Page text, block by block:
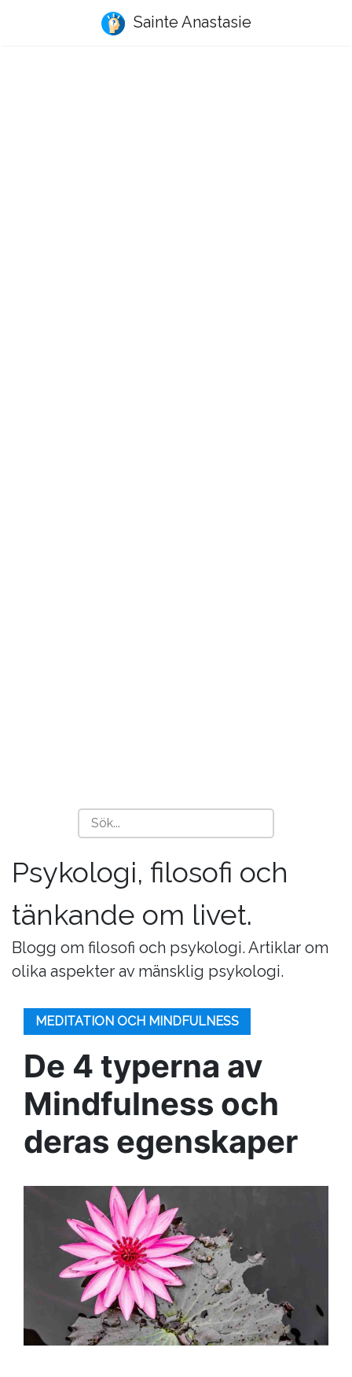
Sainte Anastasie
Psykologi, filosofi och
tänkande om livet.
Blogg om filosofi och psykologi. Artiklar om
olika aspekter av mänsklig psykologi.
MEDITATION OCH MINDFULNESS
De 4 typerna av
Mindfulness och
deras egenskaper